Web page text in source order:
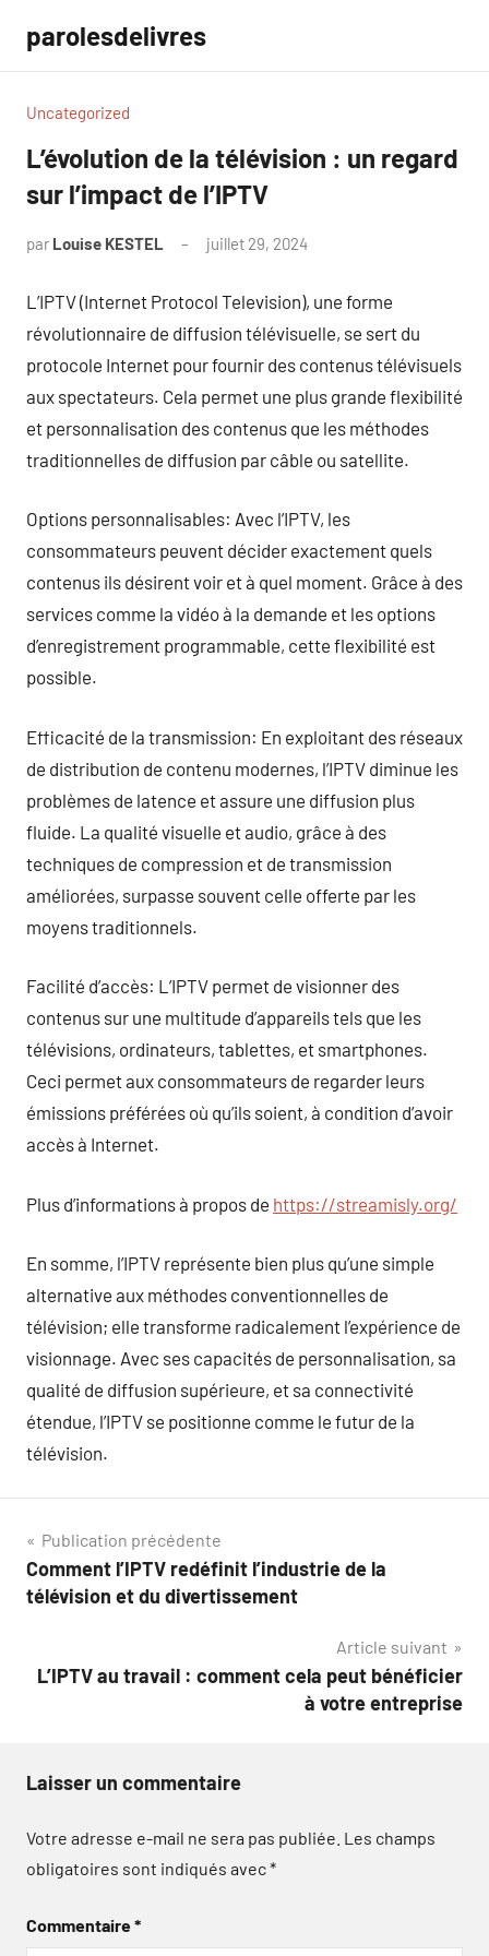
contenu
parolesdelivres
Uncategorized
L’évolution de la télévision : un regard
sur l’impact de l’IPTV
par Louise KESTEL juillet 29, 2024
L’IPTV (Internet Protocol Television), une forme
révolutionnaire de diffusion télévisuelle, se sert du
protocole Internet pour fournir des contenus télévisuels
aux spectateurs. Cela permet une plus grande flexibilité
et personnalisation des contenus que les méthodes
traditionnelles de diffusion par câble ou satellite.
Options personnalisables: Avec l’IPTV, les
consommateurs peuvent décider exactement quels
contenus ils désirent voir et à quel moment. Grâce à des
services comme la vidéo à la demande et les options
d’enregistrement programmable, cette flexibilité est
possible.
Efficacité de la transmission: En exploitant des réseaux
de distribution de contenu modernes, l’IPTV diminue les
problèmes de latence et assure une diffusion plus
fluide. La qualité visuelle et audio, grâce à des
techniques de compression et de transmission
améliorées, surpasse souvent celle offerte par les
moyens traditionnels.
Facilité d’accès: L’IPTV permet de visionner des
contenus sur une multitude d’appareils tels que les
télévisions, ordinateurs, tablettes, et smartphones.
Ceci permet aux consommateurs de regarder leurs
émissions préférées où qu’ils soient, à condition d’avoir
accès à Internet.
Plus d’informations à propos de https://streamisly.org/
En somme, l’IPTV représente bien plus qu’une simple
alternative aux méthodes conventionnelles de
télévision; elle transforme radicalement l’expérience de
visionnage. Avec ses capacités de personnalisation, sa
qualité de diffusion supérieure, et sa connectivité
étendue, l’IPTV se positionne comme le futur de la
télévision.
Navigation
de
Publication précédente
Comment l’IPTV redéfinit l’industrie de la
télévision et du divertissement
Article suivant
L’IPTV au travail : comment cela peut bénéficier
à votre entreprise
Laisser un commentaire
Votre adresse e-mail ne sera pas publiée. Les champs
obligatoires sont indiqués avec*
Commentaire*